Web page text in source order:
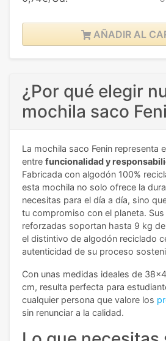
AÑADIR AL
¿Por qué elegir
mochila saco
La mochila saco Fenin representa
entre funcionalidad y
Fabricada con algodón 100%
esta mochila no solo ofrece la
necesitas para el día a día, sino
tu compromiso con el planeta.
reforzadas soportan hasta 9 kg
el distintivo de algodón reciclado
autenticidad de su proceso
Con unas medidas ideales de
cm, resulta perfecta para
cualquier persona que valore los
sin renunciar a la calidad.